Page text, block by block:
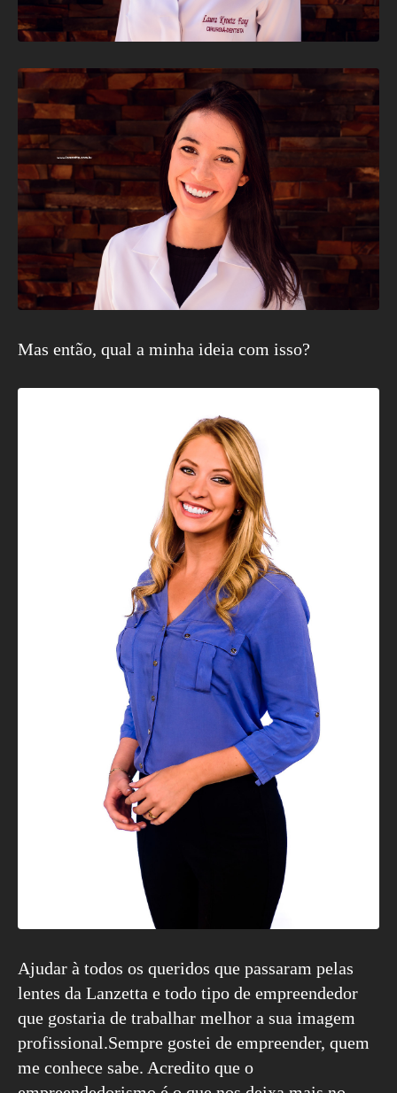
Mas então, qual a minha ideia com isso?
Ajudar à todos os queridos que passaram pelas
lentes da Lanzetta e todo tipo de empreendedor
que gostaria de trabalhar melhor a sua imagem
profissional.Sempre gostei de empreender, quem
me conhece sabe. Acredito que o